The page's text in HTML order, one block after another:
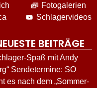
Fotogalerien
Schlagervideos
BEITRÄGE
Spaß mit Andy
Sendetermine: SO
es nach dem „Sommer-